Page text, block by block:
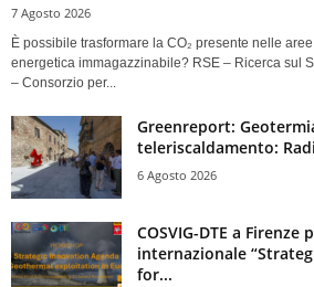
7 Agosto 2026
È possibile trasformare la CO₂ presente nelle
energetica immagazzinabile? RSE – Ricerca sul
– Consorzio per...
Greenreport:
teleriscaldamento:
6 Agosto 2026
COSVIG-DTE a Firenze
internazionale
for...